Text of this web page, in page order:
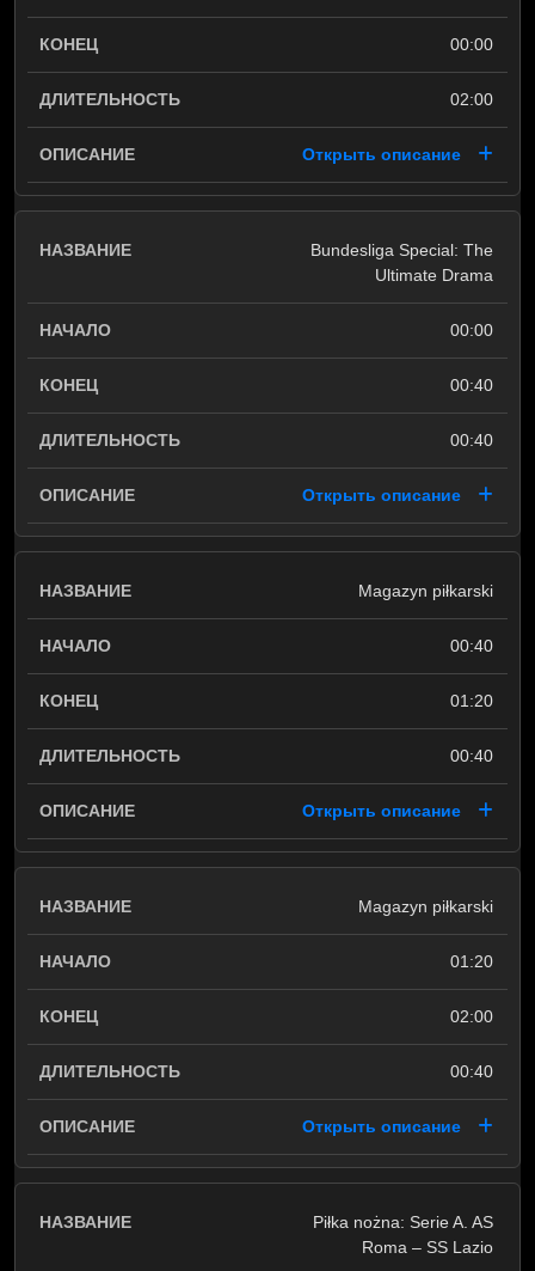
00:00
02:00
Открыть описание
Bundesliga Special: The
Ultimate Drama
00:00
00:40
00:40
Открыть описание
Magazyn piłkarski
00:40
01:20
00:40
Открыть описание
Magazyn piłkarski
01:20
02:00
00:40
Открыть описание
Piłka nożna: Serie A. AS
Roma – SS Lazio